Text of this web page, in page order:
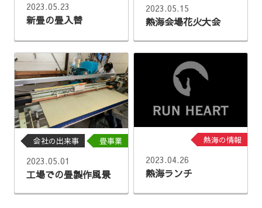
2023.05.23
新畳の畳入替
2023.05.15
熱海会場花火大会
会社の出来事 畳事業
2023.05.01
工場での畳製作風景
熱海の情報
2023.04.26
熱海ランチ